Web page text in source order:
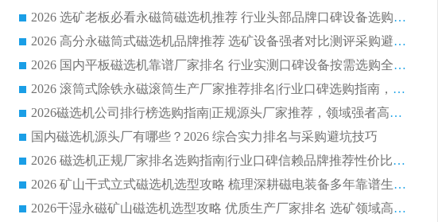
2026 选矿老板必看永磁筒磁选机推荐 行业头部品牌口碑设备选购全攻略
2026 高分永磁筒式磁选机品牌推荐 选矿设备强者对比测评采购避坑全攻略
2026 国内平板磁选机靠谱厂家排名 行业实测口碑设备按需选购全指南
2026 滚筒式除铁永磁滚筒生产厂家推荐排名|行业口碑选购指南，领域强者源头厂商精选
2026磁选机公司排行榜选购指南|正规源头厂家推荐，领域强者高性价比靠谱信赖品牌
国内磁选机源头厂有哪些？2026 综合实力排名与采购避坑技巧
2026 磁选机正规厂家排名选购指南|行业口碑信赖品牌推荐性价比高靠谱磁电企业
2026 矿山干式立式磁选机选型攻略 梳理深耕磁电装备多年靠谱生产厂商
2026干湿永磁矿山磁选机选型攻略 优质生产厂家排名 选矿领域高口碑品牌推荐指南